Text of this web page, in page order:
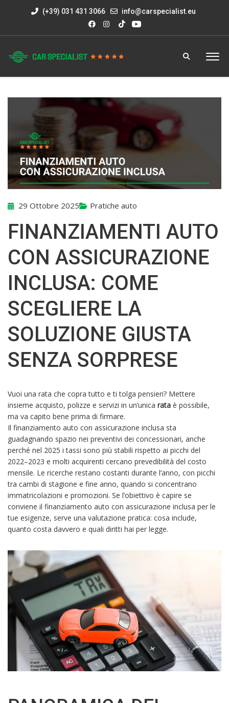
(+39) 031 431 3066 info@carspecialist.eu
29 Ottobre 2025 Pratiche auto
FINANZIAMENTI AUTO
CON ASSICURAZIONE
INCLUSA: COME
SCEGLIERE LA
SOLUZIONE GIUSTA
SENZA SORPRESE
Vuoi una rata che copra tutto e ti tolga pensieri? Mettere
insieme acquisto, polizze e servizi in un’unica rata è possibile,
ma va capito bene prima di firmare.
Il finanziamento auto con assicurazione inclusa sta
guadagnando spazio nei preventivi dei concessionari, anche
perché nel 2025 i tassi sono più stabili rispetto ai picchi del
2022–2023 e molti acquirenti cercano prevedibilità del costo
mensile. Le ricerche restano costanti durante l’anno, con picchi
tra cambi di stagione e fine anno, quando si concentrano
immatricolazioni e promozioni. Se l’obiettivo è capire se
conviene il finanziamento auto con assicurazione inclusa per le
tue esigenze, serve una valutazione pratica: cosa include,
quanto costa davvero e quali diritti hai per legge.